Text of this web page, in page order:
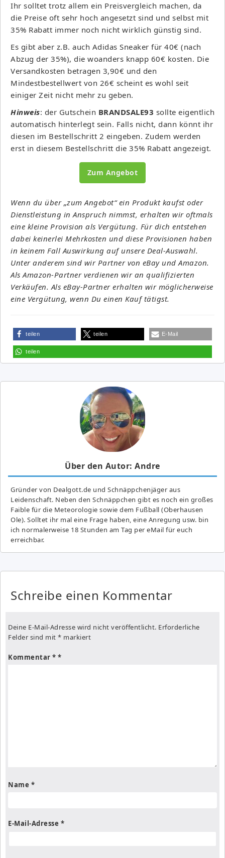
Ihr solltet trotz allem ein Preisvergleich machen, da
die Preise oft sehr hoch angesetzt sind und selbst mit
35% Rabatt immer noch nicht wirklich günstig sind.
Es gibt aber z.B. auch Adidas Sneaker für 40€ (nach
Abzug der 35%), die woanders knapp 60€ kosten. Die
Versandkosten betragen 3,90€ und den
Mindestbestellwert von 26€ scheint es wohl seit
einiger Zeit nicht mehr zu geben.
Hinweis: der Gutschein BRANDSALE93 sollte eigentlich
automatisch hinterlegt sein. Falls nicht, dann könnt ihr
diesen im Bestellschritt 2 eingeben. Zudem werden
erst in diesem Bestellschritt die 35% Rabatt angezeigt.
Zum Angebot
Wenn du über „zum Angebot“ ein Produkt kaufst oder
Dienstleistung in Anspruch nimmst, erhalten wir oftmals
eine kleine Provision als Vergütung. Für dich entstehen
dabei keinerlei Mehrkosten und diese Provisionen haben
in keinem Fall Auswirkung auf unsere Deal-Auswahl.
Unter anderem sind wir Partner von eBay und Amazon.
Als Amazon-Partner verdienen wir an qualifizierten
Verkäufen. Als eBay-Partner erhalten wir möglicherweise
eine Vergütung, wenn Du einen Kauf tätigst.
teilen teilen E-Mail
teilen
Über den Autor: Andre
Gründer von Dealgott.de und Schnäppchenjäger aus
Leidenschaft. Neben den Schnäppchen gibt es noch ein großes
Fai­ble für die Meteorologie sowie dem Fußball (Oberhausen
Ole). Solltet ihr mal eine Frage haben, eine Anregung usw. bin
ich normalerweise 18 Stunden am Tag per eMail für euch
erreichbar.
Schreibe einen Kommentar
Deine E-Mail-Adresse wird nicht veröffentlicht. Erforderliche
Felder sind mit * markiert
Kommentar *
Name *
E-Mail-Adresse *